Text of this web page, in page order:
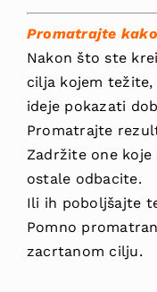
Promatrajte kako
Nakon što ste
cilja kojem težite,
ideje pokazati
Promatrajte
Zadržite one koje
ostale odbacite.
Ili ih poboljšajte
Pomno
zacrtanom cilju.